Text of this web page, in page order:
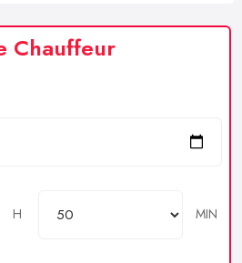
Chauffeur
H
MIN